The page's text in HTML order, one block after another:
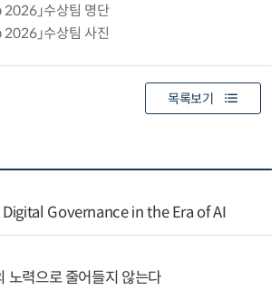
」수상팀 명단
」수상팀 사진
목록보기
Governance in the Era of AI
노력으로 줄어들지 않는다